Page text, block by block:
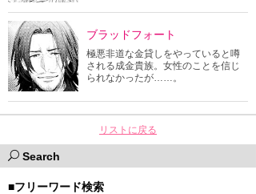
ブラッドフォート
極悪非道な金貸しをやっていると噂
される成金貴族。女性のことを信じ
られなかったが……。
リストに戻る
Search
■フリーワード検索